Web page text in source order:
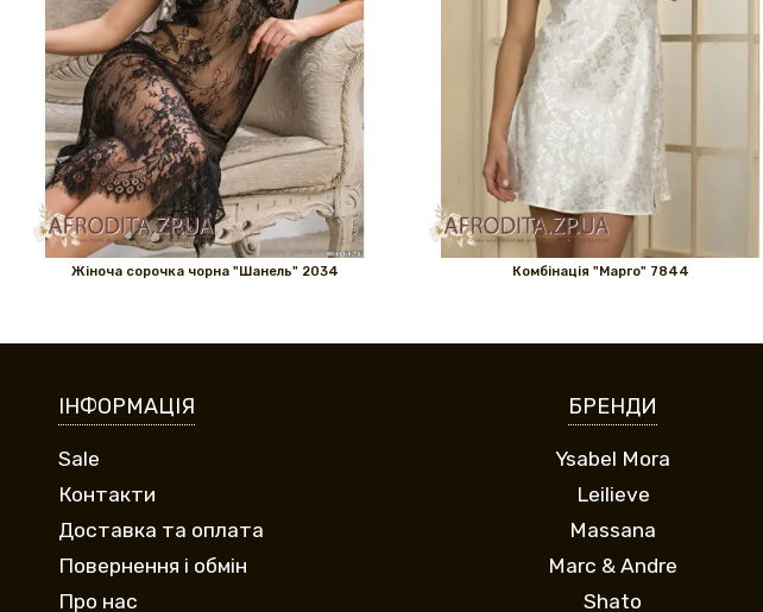
Жіноча сорочка чорна "Шанель" 2034 Комбінація "Марго" 7844
ІНФОРМАЦІЯ
Sale
Контакти
Доставка та оплата
Повернення і обмін
Про нас
БРЕНДИ
Ysabel Mora
Leilieve
Massana
Marc & Andre
Shato